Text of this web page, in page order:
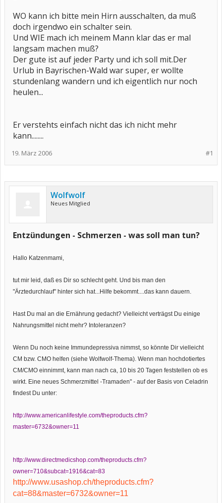
WO kann ich bitte mein Hirn ausschalten, da muß
doch irgendwo ein schalter sein.
Und WIE mach ich meinem Mann klar das er mal
langsam machen muß?
Der gute ist auf jeder Party und ich soll mit.Der
Urlub in Bayrischen-Wald war super, er wollte
stundenlang wandern und ich eigentlich nur noch
heulen...
Er verstehts einfach nicht das ich nicht mehr
kann........
#1
19. März 2006
Wolfwolf
Neues Mitglied
Entzündungen - Schmerzen - was soll man tun?
Hallo Katzenmami,
tut mir leid, daß es Dir so schlecht geht. Und bis man den
"Ärztedurchlauf" hinter sich hat...Hilfe bekommt....das kann dauern.
Hast Du mal an die Ernährung gedacht? Vielleicht verträgst Du einige
Nahrungsmittel nicht mehr? Intoleranzen?
Wenn Du noch keine Immundepressiva nimmst, so könnte Dir vielleicht
CM bzw. CMO helfen (siehe Wolfwolf-Thema). Wenn man hochdotiertes
CM/CMO einnimmt, kann man nach ca, 10 bis 20 Tagen feststellen ob es
wirkt. Eine neues Schmerzmittel -Tramaden" - auf der Basis von Celadrin
findest Du unter:
http://www.americanlifestyle.com/theproducts.cfm?
master=6732&owner=11
http://www.directmedicshop.com/theproducts.cfm?
owner=710&subcat=1916&cat=83
http://www.usashop.ch/theproducts.cfm?
cat=88&master=6732&owner=11